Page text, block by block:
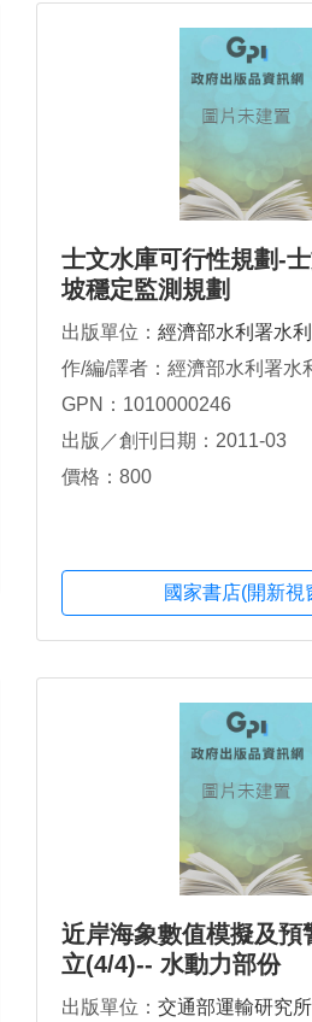
士文水庫可行性規劃-
坡穩定監測規劃
出版單位： 經濟部水利署水
作/編/譯者：經濟部水利署水
GPN：1010000246
出版／創刊日期：2011-03
價格：800
國家書店(開新視
近岸海象數值模擬及預
立(4/4)-- 水動力部份
出版單位： 交通部運輸研究所